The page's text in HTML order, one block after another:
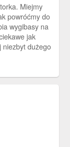
Miejmy
powróćmy do
wygibasy na
jak
niezbyt dużego